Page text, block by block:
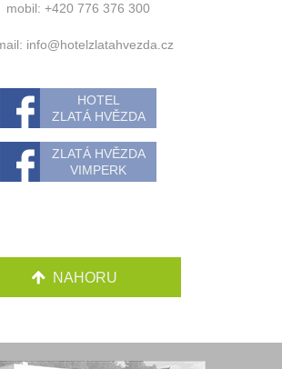
mobil: +420 776 376 300
info@hotelzlatahvezda.cz
HOTEL
ZLATÁ HVĚZDA
ZLATÁ HVĚZDA
VIMPERK
NAHORU